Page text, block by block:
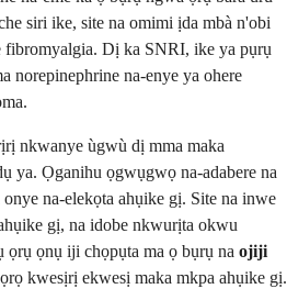
siri ike, site na omimi ịda mbà n'obi
fibromyalgia. Dị ka SNRI, ike ya pụrụ
norepinephrine na-enye ya ohere
nkwanye ùgwù dị mma maka
ya. Ọganihu ọgwụgwọ na-adabere na
na-elekọta ahụike gị. Site na inwe
gị, na idobe nkwurịta okwu
ọrụ ọnụ iji chọpụta ma ọ bụrụ na ojiji
kwesịrị ekwesị maka mkpa ahụike gị.